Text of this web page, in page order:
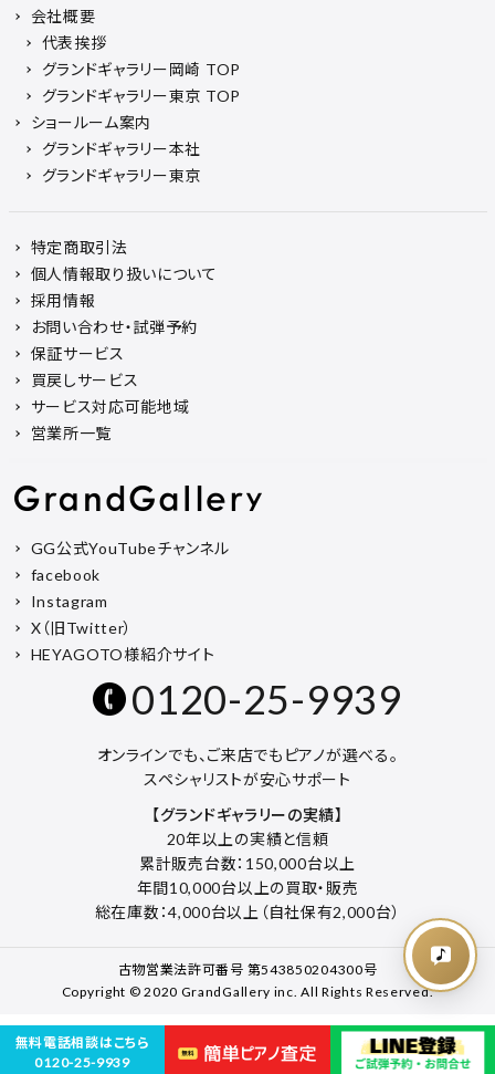
会社概要
代表挨拶
グランドギャラリー岡崎 TOP
グランドギャラリー東京 TOP
ショールーム案内
グランドギャラリー本社
グランドギャラリー東京
特定商取引法
個人情報取り扱いについて
採用情報
お問い合わせ・試弾予約
保証サービス
買戻しサービス
サービス対応可能地域
営業所一覧
GG公式YouTubeチャンネル
facebook
Instagram
X（旧Twitter）
HEYAGOTO様紹介サイト
0120-25-9939
オンラインでも、ご来店でもピアノが選べる。
スペシャリストが安心サポート
【グランドギャラリーの実績】
20年以上の実績と信頼
累計販売台数：150,000台以上
年間10,000台以上の買取・販売
総在庫数：4,000台以上（自社保有2,000台）
古物営業法許可番号 第543850204300号
Copyright © 2020 GrandGallery inc. All Rights Reserved.
無料電話相談はこちら
0120-25-9939